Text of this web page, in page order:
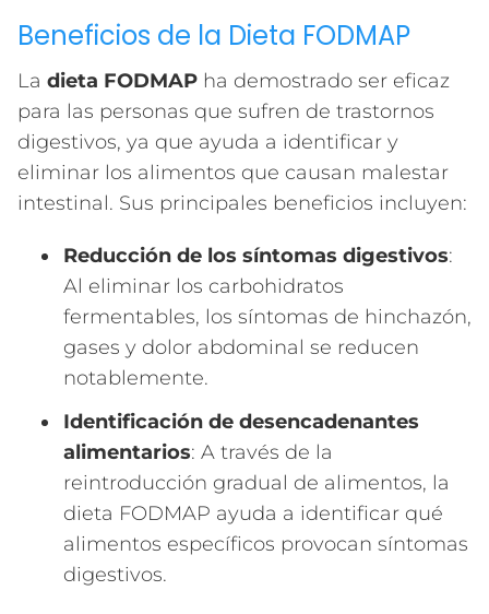
Beneficios de la Dieta FODMAP
La dieta FODMAP ha demostrado ser eficaz
para las personas que sufren de trastornos
digestivos, ya que ayuda a identificar y
eliminar los alimentos que causan malestar
intestinal. Sus principales beneficios incluyen:
Reducción de los síntomas digestivos:
Al eliminar los carbohidratos
fermentables, los síntomas de hinchazón,
gases y dolor abdominal se reducen
notablemente.
Identificación de desencadenantes
alimentarios: A través de la
reintroducción gradual de alimentos, la
dieta FODMAP ayuda a identificar qué
alimentos específicos provocan síntomas
digestivos.